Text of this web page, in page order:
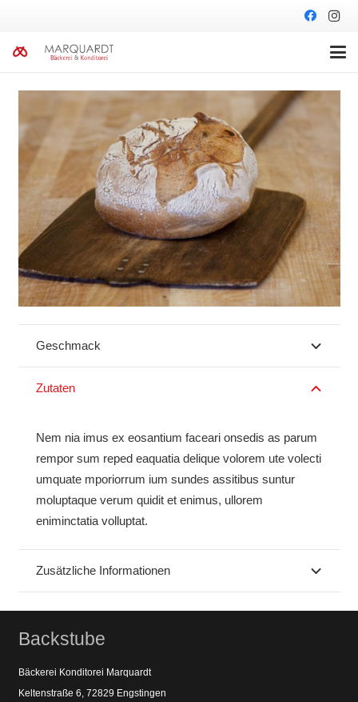
Geschmack
Zutaten
Nem nia imus ex eosantium faceari onsedis as parum
rempor sum reped eaquatia delique volorem ute volecti
umquate mporiorrum ium sundes assitibus suntur
moluptaque verum quidit et enimus, ullorem
eniminctatia volluptat.
Zusätzliche Informationen
Backstube
Bäckerei Konditorei Marquardt
Keltenstraße 6, 72829 Engstingen